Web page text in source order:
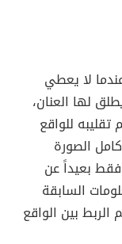
لا يعطي
لها العنان،
تقليبه للواقع
الصورة
بعيداً عن
السابقة
الربط بين الواقع